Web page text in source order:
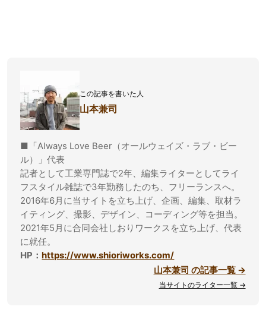
この記事を書いた人
山本兼司
■「Always Love Beer（オールウェイズ・ラブ・ビー
ル）」代表
記者として工業専門誌で2年、編集ライターとしてライ
フスタイル雑誌で3年勤務したのち、フリーランスへ。
2016年6月に当サイトを立ち上げ、企画、編集、取材ラ
イティング、撮影、デザイン、コーディング等を担当。
2021年5月に合同会社しおりワークスを立ち上げ、代表
に就任。
HP：https://www.shioriworks.com/
山本兼司 の記事一覧 →
当サイトのライター一覧 →